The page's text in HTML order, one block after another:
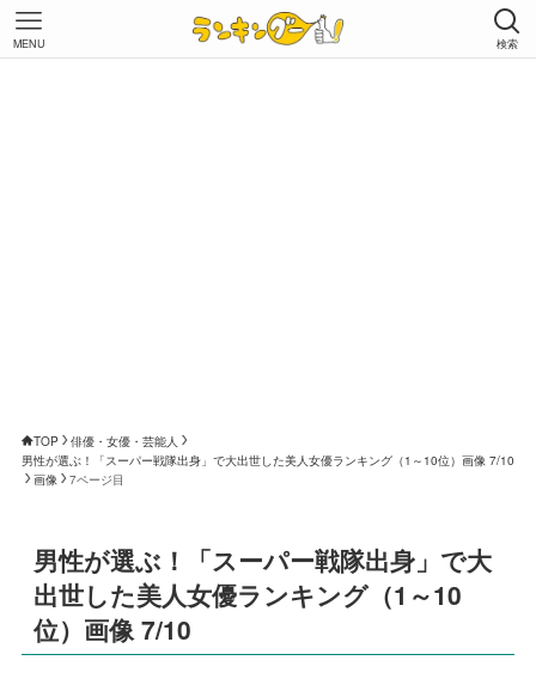
検索
MENU
TOP
俳優・女優・芸能人
男性が選ぶ！「スーパー戦隊出身」で大出世した美人女優ランキング（1～10位）画像 7/10
画像
7ページ目
男性が選ぶ！「スーパー戦隊出身」で大
出世した美人女優ランキング（1～10
位）画像 7/10